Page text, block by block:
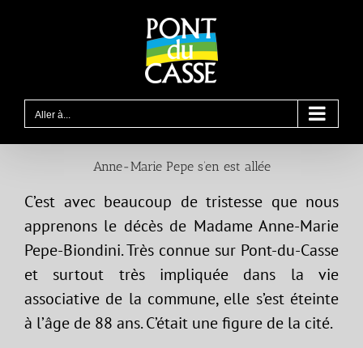
Aller à...
Anne-Marie Pepe s’en est allée
C’est avec beaucoup de tristesse que nous
apprenons le décès de Madame Anne-Marie
Pepe-Biondini. Très connue sur Pont-du-Casse
et surtout très impliquée dans la vie
associative de la commune, elle s’est éteinte
à l’âge de 88 ans. C’était une figure de la cité.